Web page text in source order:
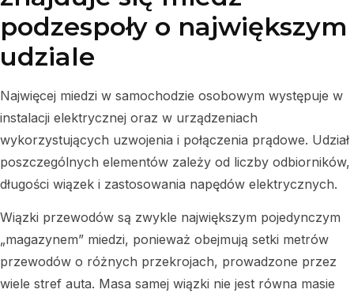
podzespoły o największym
udziale
Najwięcej miedzi w samochodzie osobowym występuje w
instalacji elektrycznej oraz w urządzeniach
wykorzystujących uzwojenia i połączenia prądowe. Udział
poszczególnych elementów zależy od liczby odbiorników,
długości wiązek i zastosowania napędów elektrycznych.
Wiązki przewodów są zwykle największym pojedynczym
„magazynem” miedzi, ponieważ obejmują setki metrów
przewodów o różnych przekrojach, prowadzone przez
wiele stref auta. Masa samej wiązki nie jest równa masie